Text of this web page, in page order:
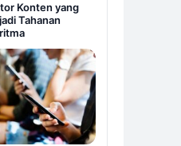
Konten yang
Tahanan